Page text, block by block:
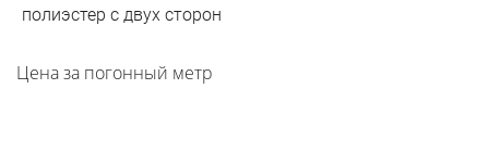
полиэстер с двух сторон
Цена за погонный метр